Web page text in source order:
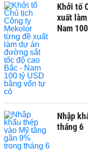
Khởi tố
xuất
Nam
Nhập
tháng 6